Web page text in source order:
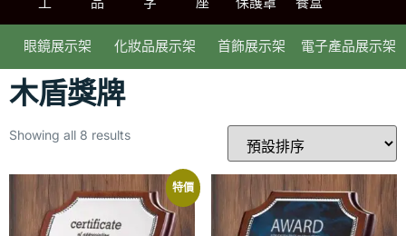
眼鏡展示架 化妝品展示架 首飾展示架 電子產品展示架
木盾獎牌
Showing all 8 results
特價